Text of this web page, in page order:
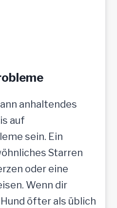
anhaltendes
auf
sein. Ein
Starren
oder eine
Wenn dir
öfter als üblich